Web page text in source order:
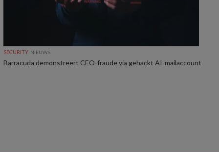
SECURITY NIEUWS
Barracuda demonstreert CEO-fraude via gehackt AI-mailaccount